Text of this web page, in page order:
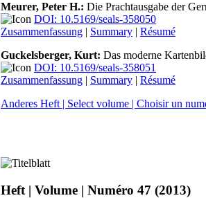
Meurer, Peter H.: Die Prachtausgabe der
DOI: 10.5169/seals-358050
Zusammenfassung | Summary | Résumé
Guckelsberger, Kurt: Das moderne
DOI: 10.5169/seals-358051
Zusammenfassung | Summary | Résumé
Anderes Heft | Select volume | Choisir un
Heft | Volume | Numéro 47 (2013)